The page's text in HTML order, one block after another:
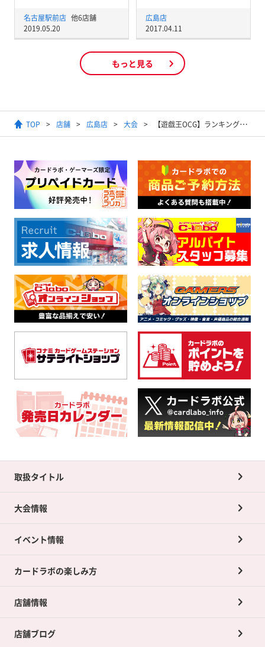
名古屋駅前店 他6店舗
2019.05.20
広島店
2017.04.11
もっと見る
TOP 店舗 広島店 大会 【遊戯王OCG】ランキングデュエル（1デュエル戦）
取扱タイトル
大会情報
イベント情報
カードラボの楽しみ方
店舗情報
店舗ブログ